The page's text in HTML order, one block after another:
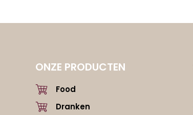
ONZE PRODUCTEN
Food
Dranken